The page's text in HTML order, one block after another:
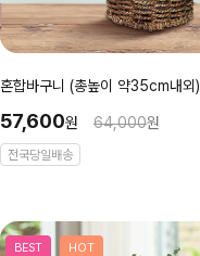
혼합바구니 (총높이 약35cm내외)
57,600원 64,000원
전국당일배송
BEST HOT